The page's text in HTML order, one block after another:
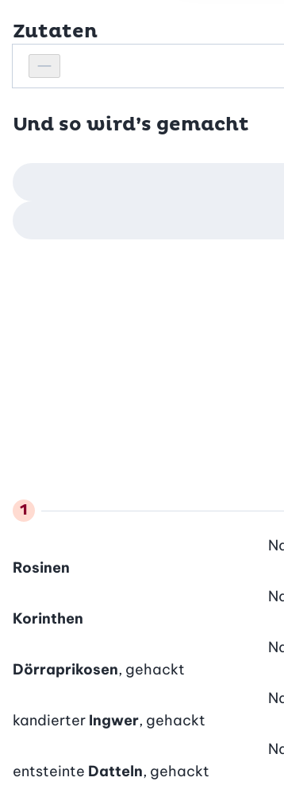
Zutaten
Personenanzahl verringern
Personenanzahl
Und so wird’s gemacht
Rosinen
Korinthen
Dörraprikosen, gehackt
kandierter Ingwer, gehackt
entsteinte Datteln, gehackt